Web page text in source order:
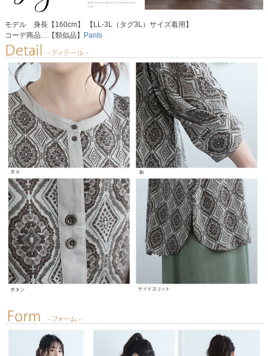
モデル 身長【160cm】 【LL-3L（タグ3L）サイズ着用】
コーデ商品…【類似品】
Pants